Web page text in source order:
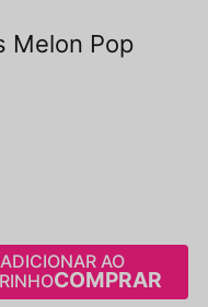
Melon Pop
ADICIONAR AO